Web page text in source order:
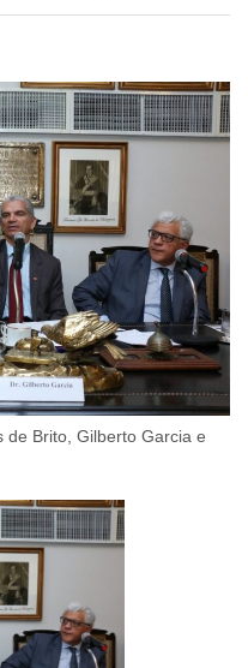
de Brito, Gilberto Garcia e